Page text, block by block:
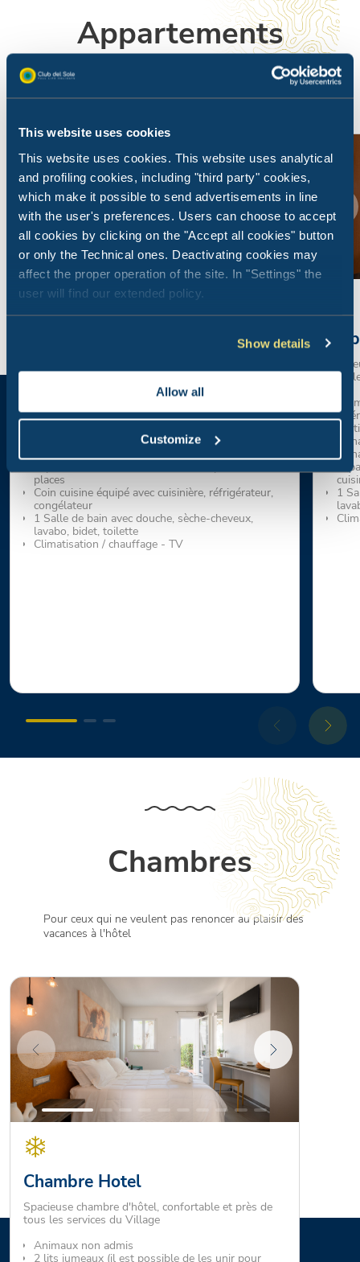
This website uses cookies
This website uses cookies. This website uses analytical
and profiling cookies, including "third party" cookies,
which make it possible to send advertisements in line
with the user's preferences. Users can choose to accept
all cookies by clicking on the "Accept all cookies" button
or only the Technical ones. Deactivating cookies may
affect the proper operation of the site. In "Settings" the
user will find our extended policy.
Show details
Allow all
Customize
Appartements
Intérieur 45mc - Grande véranda couverte avec
Mezzanine avec un lit double (large 140 cm)
places
Coin cuisine équipé avec cuisinière, réfrigérateur,
congélateur
1 Salle de bain avec douche, sèche-cheveux,
lavabo, bidet, toilette
Climatisation / chauffage - TV
pour
1
1
1
Chambres
Pour ceux qui ne veulent pas renoncer au plaisir des
vacances à l'hôtel
Chambre Hotel
Spacieuse chambre d'hôtel, confortable et près de
tous les services du Village
Animaux non admis
2 lits jumeaux (il est possible de les unir pour